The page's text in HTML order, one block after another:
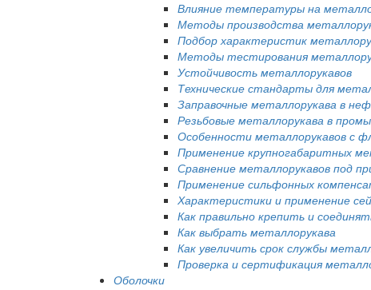
Влияние температуры на
Методы производства
Подбор характеристик
Методы тестирования
Устойчивость металлорукавов
Технические стандарты для
Заправочные металлорукава в
Резьбовые металлорукава в
Особенности металлорукавов с
Применение крупногабаритных
Сравнение металлорукавов под
Применение сильфонных
Характеристики и применение
Как правильно крепить и
Как выбрать металлорукава
Как увеличить срок службы
Проверка и сертификация
Оболочки